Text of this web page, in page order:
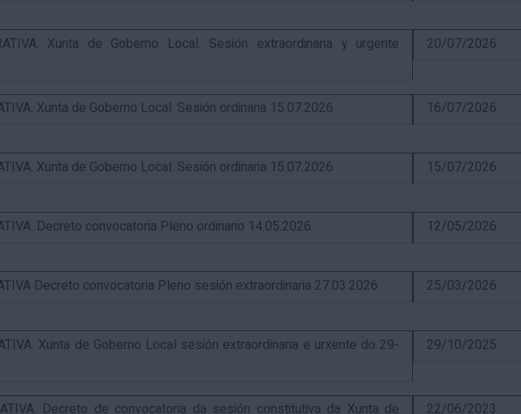
Xunta de Goberno Local. Sesión extraordinaria y urgente
20/07/2026
Xunta de Goberno Local. Sesión ordinaria 15.07.2026 16/07/2026
Xunta de Goberno Local. Sesión ordinaria 15.07.2026 15/07/2026
Decreto convocatoria Pleno ordinario 14.05.2026 12/05/2026
Decreto convocatoria Pleno sesión extraordinaria 27.03.2026 25/03/2026
Xunta de Goberno Local sesión extraordinaria e urxente do 29-
29/10/2025
Decreto de convocatoria da sesión constitutiva da Xunta de 22/06/2023